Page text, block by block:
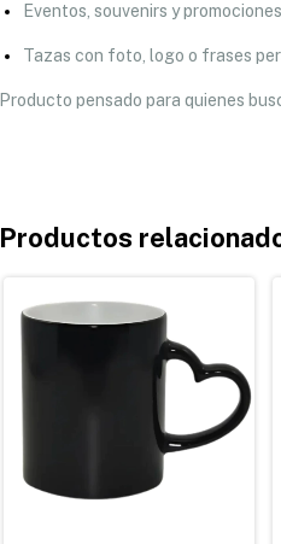
Eventos, souvenirs y promociones
Tazas con foto, logo o frases
Producto pensado para quienes
Productos